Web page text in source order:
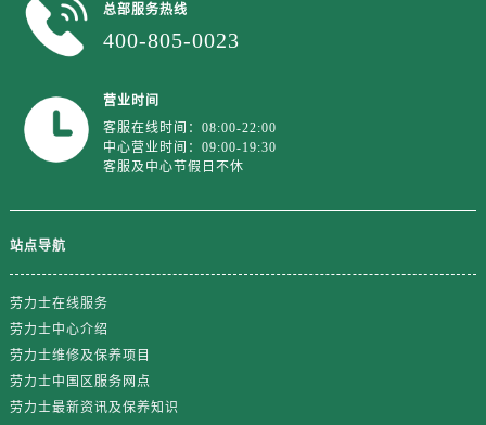
总部服务热线
400-805-0023
营业时间
客服在线时间：08:00-22:00
中心营业时间：09:00-19:30
客服及中心节假日不休
站点导航
劳力士在线服务
劳力士中心介绍
劳力士维修及保养项目
劳力士中国区服务网点
劳力士最新资讯及保养知识